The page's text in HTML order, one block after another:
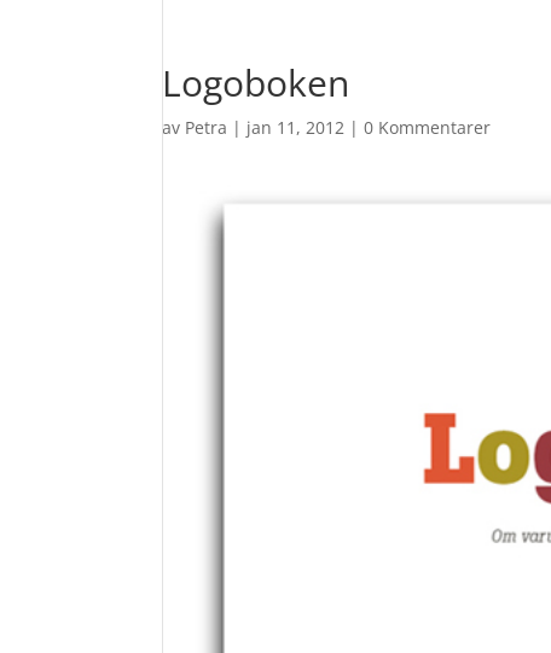
Logoboken
av Petra | jan 11, 2012 |0 Kommentarer